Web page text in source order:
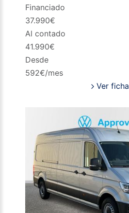
Financiado
37.990€
Al contado
41.990€
Desde
592€/mes
Ver ficha